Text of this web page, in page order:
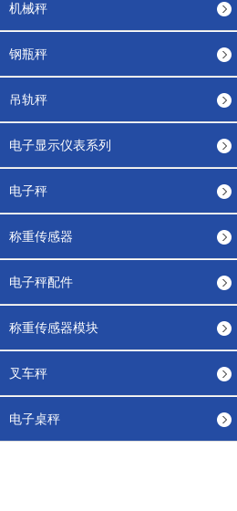
机械秤
钢瓶秤
吊轨秤
电子显示仪表系列
电子秤
称重传感器
电子秤配件
称重传感器模块
叉车秤
电子桌秤